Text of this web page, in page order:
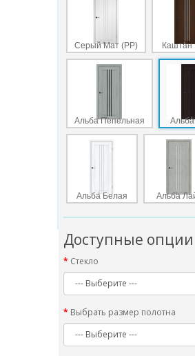
Серый Мат (PP) Каштан
Альба Пепельная Альба
Альба Белая Альба
Доступные опции
Стекло
Выбрать размер полотна